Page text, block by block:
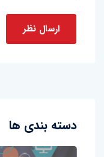
دسته بندی ها